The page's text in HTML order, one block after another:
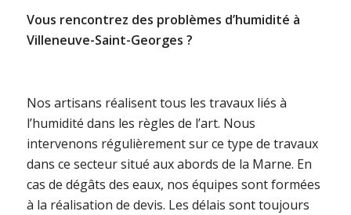
Vous rencontrez des problèmes d’humidité à
Villeneuve-Saint-Georges ?
Nos artisans réalisent tous les travaux liés à
l’humidité dans les règles de l’art. Nous
intervenons régulièrement sur ce type de travaux
dans ce secteur situé aux abords de la Marne. En
cas de dégâts des eaux, nos équipes sont formées
à la réalisation de devis. Les délais sont toujours